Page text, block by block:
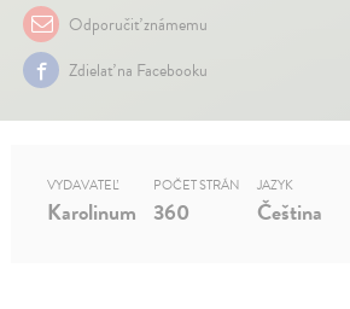
Odporučiť známemu
Zdielať na Facebooku
VYDAVATEĽ
Karolinum
POČET STRÁN
360
JAZYK
Čeština